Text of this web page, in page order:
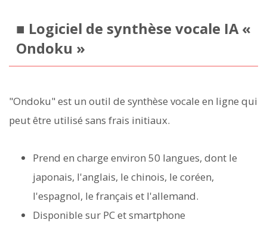
■ Logiciel de synthèse vocale IA «
Ondoku »
"Ondoku" est un outil de synthèse vocale en ligne qui
peut être utilisé sans frais initiaux.
Prend en charge environ 50 langues, dont le
japonais, l'anglais, le chinois, le coréen,
l'espagnol, le français et l'allemand.
Disponible sur PC et smartphone